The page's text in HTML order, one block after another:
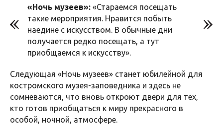
«Ночь музеев»: «Стараемся посещать
такие мероприятия. Нравится побыть
наедине с искусством. В обычные дни
получается редко посещать, а тут
приобщаемся к искусству».
Следующая «Ночь музеев» станет юбилейной для
костромского музея-заповедника и здесь не
сомневаются, что вновь откроют двери для тех,
кто готов приобщаться к миру прекрасного в
особой, ночной, атмосфере.